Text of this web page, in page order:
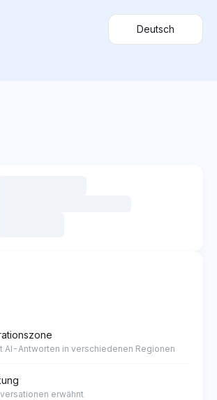
Deutsch
AI-Antworten in verschiedenen Regionen
erwähnt